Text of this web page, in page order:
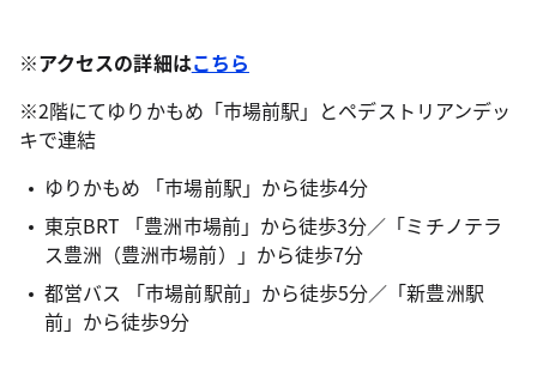
※アクセスの詳細はこちら
※2階にてゆりかもめ「市場前駅」とペデストリアンデッ
キで連結
ゆりかもめ 「市場前駅」から徒歩4分
東京BRT 「豊洲市場前」から徒歩3分／「ミチノテラ
ス豊洲（豊洲市場前）」から徒歩7分
都営バス 「市場前駅前」から徒歩5分／「新豊洲駅
前」から徒歩9分